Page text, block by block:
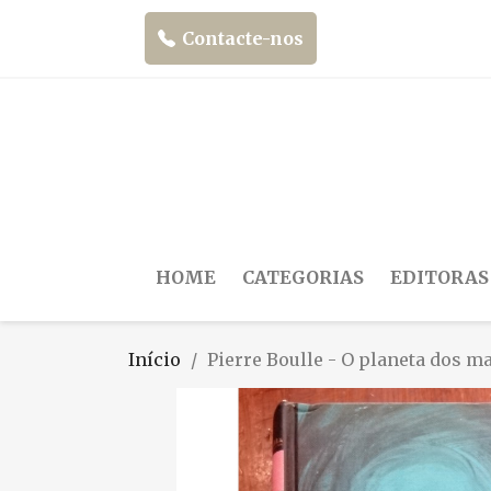
Contacte-nos
HOME CATEGORIAS EDITORAS
Início Pierre Boulle - O planeta dos